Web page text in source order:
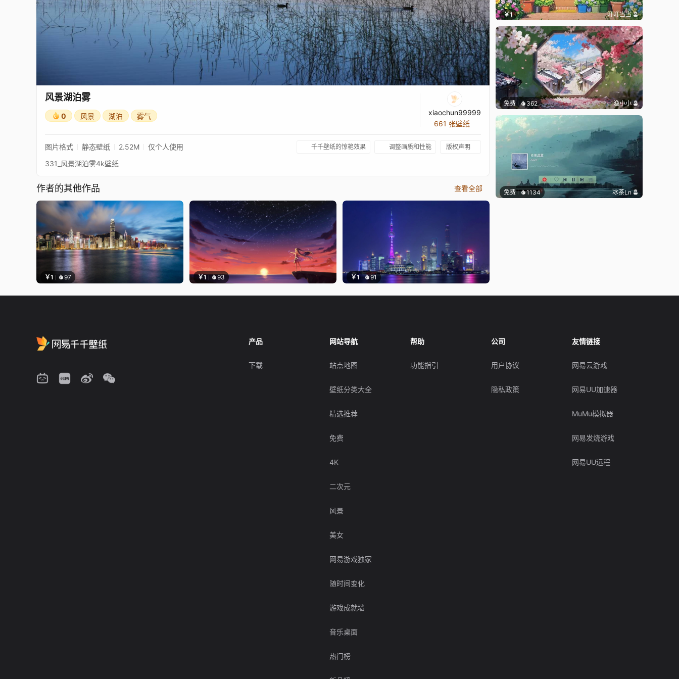
风景湖泊雾
0 风景 湖泊 雾气
xiaochun99999
661 张壁纸
图片格式 静态壁纸 2.52M 仅个人使用 千千壁纸的惊艳效果 调整画质和性能 版权声明
331_风景湖泊雾4k壁纸
作者的其他作品 查看全部
￥1 97 ￥1 93 ￥1 91
￥1 叮叮当当
免费 362 渔小小
免费 1134 冰茶Ln
产品
下载
网站导航
站点地图
壁纸分类大全
精选推荐
免费
4K
二次元
风景
美女
网易游戏独家
随时间变化
游戏成就墙
音乐桌面
热门榜
帮助
功能指引
公司
用户协议
隐私政策
友情链接
网易云游戏
网易UU加速器
MuMu模拟器
网易发烧游戏
网易UU远程